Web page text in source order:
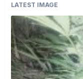
LATEST IMAGE